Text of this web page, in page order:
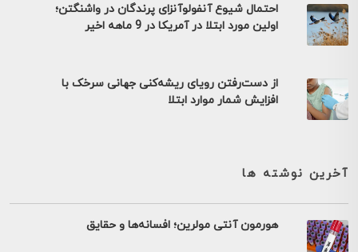
احتمال شیوع آنفولوآنزای پرندگان در واشنگتن؛
اولین مورد ابتلا در آمریکا در 9 ماهه اخیر
از دست‌رفتن رویای ریشه‌کنی جهانی سرخک با
افزایش شمار موارد ابتلا
آخرین نوشته ها
هورمون آنتی مولرین؛ افسانه‌ها و حقایق